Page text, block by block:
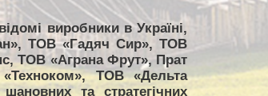
виробники в Україні,
ТОВ «Гадяч Сир», ТОВ
ТОВ «Аграна Фрут», Прат
ТОВ «Дельта
та стратегічних